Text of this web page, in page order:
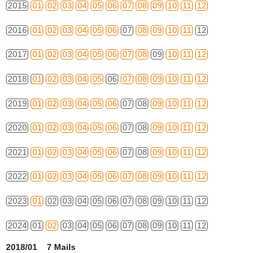
2015 01 02 03 04 05 06 07 08 09 10 11 12
2016 01 02 03 04 05 06 07 08 09 10 11 12
2017 01 02 03 04 05 06 07 08 09 10 11 12
2018 01 02 03 04 05 06 07 08 09 10 11 12
2019 01 02 03 04 05 06 07 08 09 10 11 12
2020 01 02 03 04 05 06 07 08 09 10 11 12
2021 01 02 03 04 05 06 07 08 09 10 11 12
2022 01 02 03 04 05 06 07 08 09 10 11 12
2023 01 02 03 04 05 06 07 08 09 10 11 12
2024 01 02 03 04 05 06 07 08 09 10 11 12
2018/01 7 Mails